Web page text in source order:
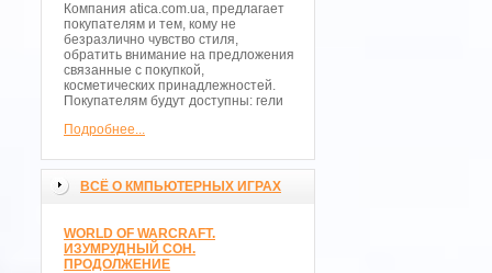
Компания atica.com.ua, предлагает
покупателям и тем, кому не
безразлично чувство стиля,
обратить внимание на предложения
связанные с покупкой,
косметических принадлежностей.
Покупателям будут доступны: гели
Подробнее...
ВСЁ О КМПЬЮТЕРНЫХ ИГРАХ
WORLD OF WARCRAFT.
ИЗУМРУДНЫЙ СОН.
ПРОДОЛЖЕНИЕ